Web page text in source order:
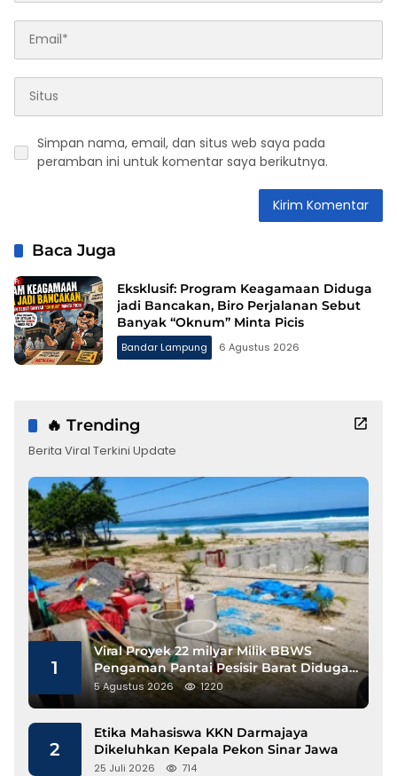
Simpan nama, email, dan situs web saya pada
peramban ini untuk komentar saya berikutnya.
Baca Juga
Eksklusif: Program Keagamaan Diduga
jadi Bancakan, Biro Perjalanan Sebut
Banyak “Oknum” Minta Picis
Bandar Lampung 6 Agustus 2026
🔥 Trending
Berita Viral Terkini Update
1
Viral Proyek 22 milyar Milik BBWS
Pengaman Pantai Pesisir Barat Diduga
Gunakan Besi Banci
5 Agustus 2026 1220
2
Etika Mahasiswa KKN Darmajaya
Dikeluhkan Kepala Pekon Sinar Jawa
25 Juli 2026 714